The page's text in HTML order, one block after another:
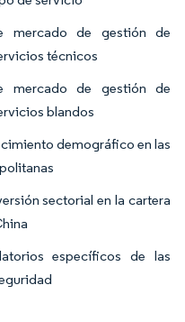
mercado de gestión de
técnicos
mercado de gestión de
blandos
demográfico en las
sectorial en la cartera
específicos de las